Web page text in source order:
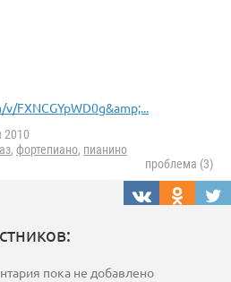
FXNCGYpWD0g&amp;...
2010
, фортепиано, пианино
проблема (3)
пока не добавлено